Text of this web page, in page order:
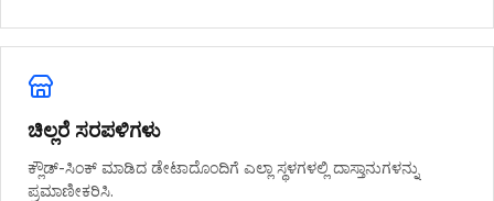
ಚಿಲ್ಲರೆ ಸರಪಳಿಗಳು
ಕ್ಲೌಡ್-ಸಿಂಕ್ ಮಾಡಿದ ಡೇಟಾದೊಂದಿಗೆ ಎಲ್ಲಾ ಸ್ಥಳಗಳಲ್ಲಿ ದಾಸ್ತಾನುಗಳನ್ನು
ಪ್ರಮಾಣೀಕರಿಸಿ.